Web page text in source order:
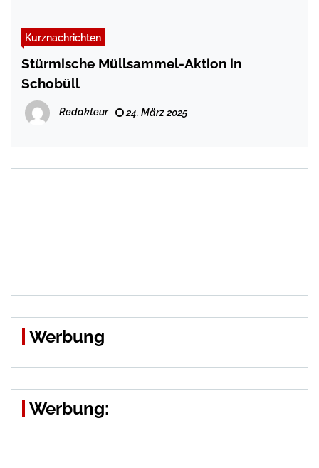
Kurznachrichten
Stürmische Müllsammel-Aktion in
Schobüll
Redakteur 24. März 2025
Werbung
Werbung: